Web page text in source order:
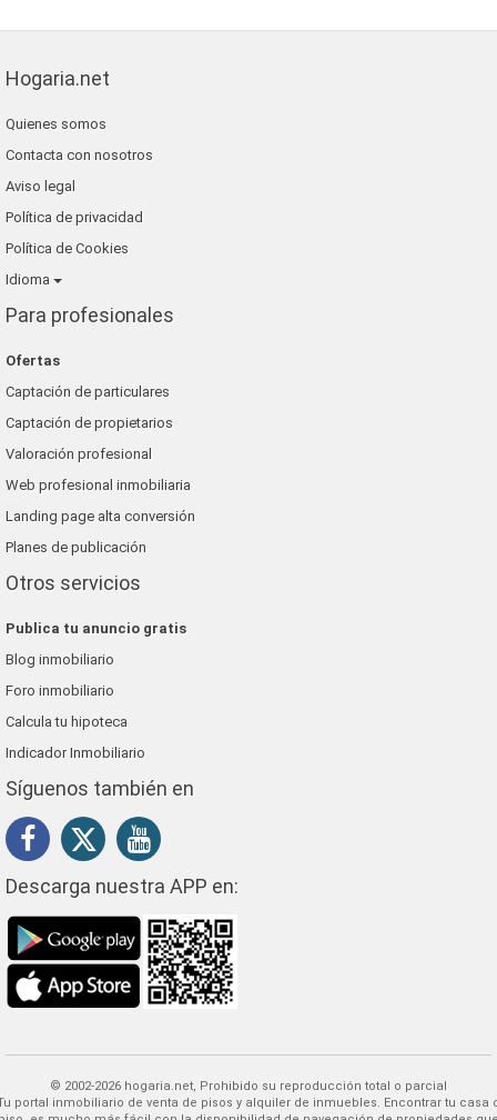
Hogaria.net
Quienes somos
Contacta con nosotros
Aviso legal
Política de privacidad
Política de Cookies
Idioma
Para profesionales
Ofertas
Captación de particulares
Captación de propietarios
Valoración profesional
Web profesional inmobiliaria
Landing page alta conversión
Planes de publicación
Otros servicios
Publica tu anuncio gratis
Blog inmobiliario
Foro inmobiliario
Calcula tu hipoteca
Indicador Inmobiliario
Síguenos también en
Descarga nuestra APP en:
© 2002-2026 hogaria.net, Prohibido su reproducción total o parcial
Encontrar tu casa o